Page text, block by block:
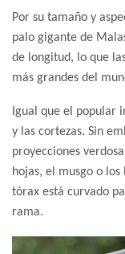
Por su tamaño y
palo gigante de
de longitud, lo que
más grandes del
Igual que el popular
y las cortezas. Sin
proyecciones
hojas, el musgo o
tórax está curvado
rama.